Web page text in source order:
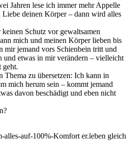
Jahren lese ich immer mehr Appelle
deinen Körper – dann wird alles
Schutz vor gewaltsamen
mich und meinen Körper lieben bis
mir jemand vors Schienbein tritt und
und etwas in mir verändern – vielleicht
geht.
Thema zu übersetzen: Ich kann in
mich herum sein – kommt jemand
davon beschädigt und eben nicht
alles-auf-100%-Komfort er.leben gleich